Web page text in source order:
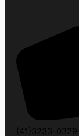
(41)3233-0329